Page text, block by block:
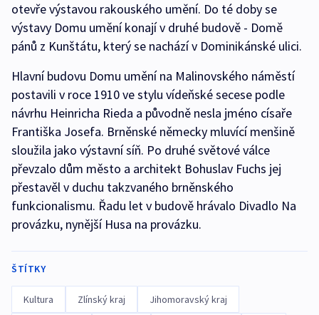
otevře výstavou rakouského umění. Do té doby se
výstavy Domu umění konají v druhé budově - Domě
pánů z Kunštátu, který se nachází v Dominikánské ulici.
Hlavní budovu Domu umění na Malinovského náměstí
postavili v roce 1910 ve stylu vídeňské secese podle
návrhu Heinricha Rieda a původně nesla jméno císaře
Františka Josefa. Brněnské německy mluvící menšině
sloužila jako výstavní síň. Po druhé světové válce
převzalo dům město a architekt Bohuslav Fuchs jej
přestavěl v duchu takzvaného brněnského
funkcionalismu. Řadu let v budově hrávalo Divadlo Na
provázku, nynější Husa na provázku.
ŠTÍTKY
Kultura Zlínský kraj Jihomoravský kraj